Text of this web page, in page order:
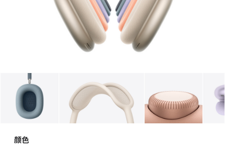
图库 1 图库 图像 图库 图像
颜色